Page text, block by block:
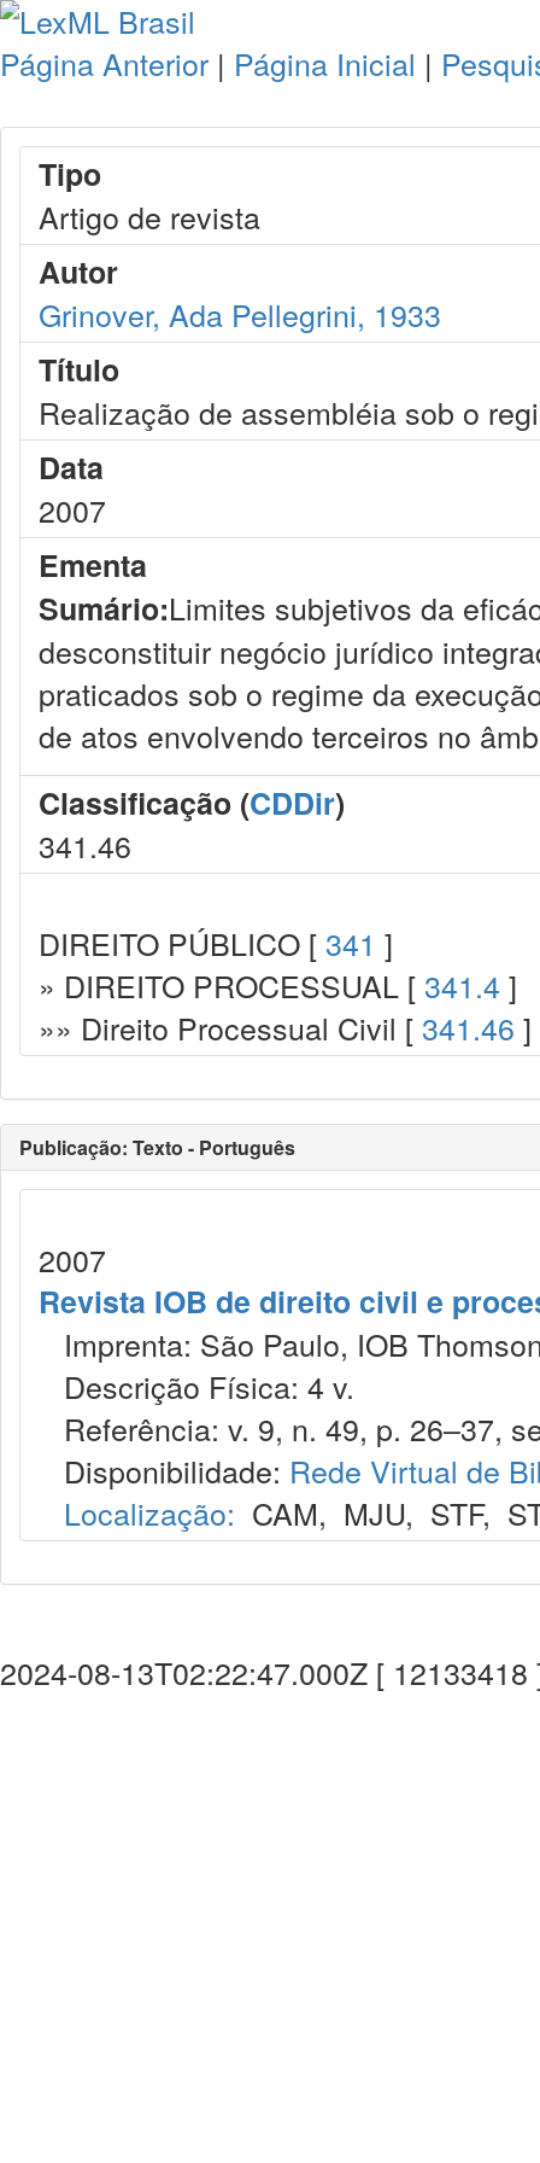
Página Anterior | Página Inicial |
Tipo
Artigo de revista
Autor
Grinover, Ada Pellegrini, 1933
Título
Realização de assembléia sob o
Data
2007
Ementa
Sumário:Limites subjetivos da
desconstituir negócio jurídico
praticados sob o regime da
de atos envolvendo terceiros no
Classificação (CDDir)
341.46
DIREITO PÚBLICO [ 341 ]
» DIREITO PROCESSUAL [ 341.4 ]
»» Direito Processual Civil [ 341.46 ]
Publicação: Texto - Português
2007
Revista IOB de direito civil e
Imprenta: São Paulo, IOB
Descrição Física: 4 v.
Referência: v. 9, n. 49, p. 26–37,
Disponibilidade: Rede Virtual de
Localização: CAM, MJU, STF,
2024-08-13T02:22:47.000Z [ 12133418